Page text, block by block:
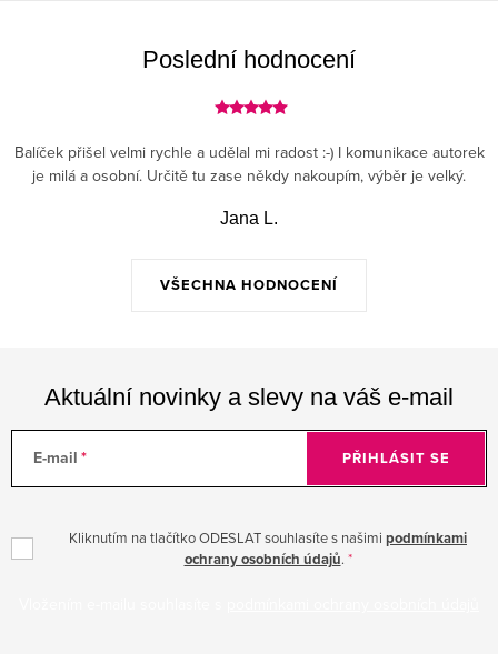
Poslední hodnocení
VŠECHNA HODNOCENÍ
Balíček přišel velmi rychle a udělal mi radost :-) I komunikace autorek
je milá a osobní. Určitě tu zase někdy nakoupím, výběr je velký.
Jana L.
Aktuální novinky a slevy na váš e-mail
E-mail
Kliknutím na tlačítko ODESLAT souhlasíte s našimi podmínkami
ochrany osobních údajů.
PŘIHLÁSIT SE